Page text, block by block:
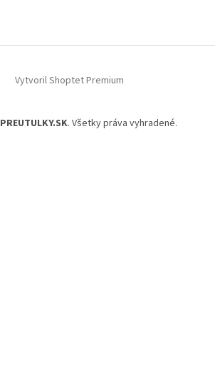
Vytvoril Shoptet Premium
PREUTULKY.SK. Všetky práva vyhradené.